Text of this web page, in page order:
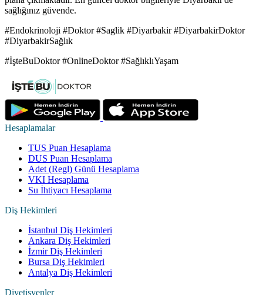
sağlığınız güvende.
#Endokrinoloji #Doktor #Saglik #Diyarbakir #DiyarbakirDoktor
#DiyarbakirSağlık
#İşteBuDoktor #OnlineDoktor #SağlıklıYaşam
Hesaplamalar
TUS Puan Hesaplama
DUS Puan Hesaplama
Adet (Regl) Günü Hesaplama
VKI Hesaplama
Su İhtiyacı Hesaplama
Diş Hekimleri
İstanbul Diş Hekimleri
Ankara Diş Hekimleri
İzmir Diş Hekimleri
Bursa Diş Hekimleri
Antalya Diş Hekimleri
Diyetisyenler